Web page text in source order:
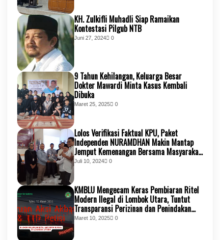
KH. Zulkifli Muhadli Siap Ramaikan
Kontestasi Pilgub NTB
Juni 27, 2024 0
9 Tahun Kehilangan, Keluarga Besar
Dokter Mawardi Minta Kasus Kembali
Dibuka
Maret 25, 2025 0
Lolos Verifikasi Faktual KPU, Paket
Independen NURAMDHAN Makin Mantap
Jemput Kemenangan Bersama Masyarakat
KSB
Juli 10, 2024 0
KMBLU Mengecam Keras Pembiaran Ritel
Modern Ilegal di Lombok Utara, Tuntut
Transparansi Perizinan dan Penindakan
Tegas
Maret 10, 2025 0